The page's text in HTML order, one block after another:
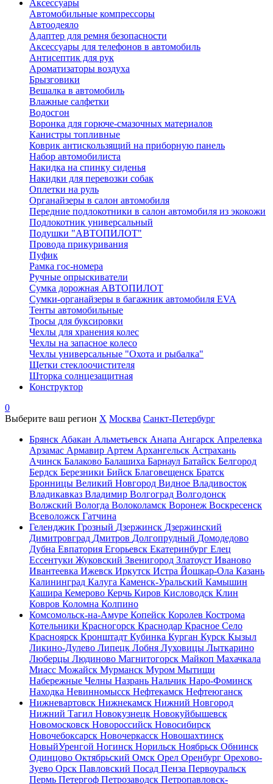
Аксессуары
Автомобильные компрессоры
Автоодеяло
Адаптер для ремня безопасности
Аксессуары для телефонов в автомобиль
Антисептик для рук
Ароматизаторы воздуха
Брызговики
Вешалка в автомобиль
Влажные салфетки
Водосгон
Воронка для горюче-смазочных материалов
Канистры топливные
Коврик антискользящий на приборную панель
Набор автомобилиста
Накидка на спинку сиденья
Накидки для перевозки собак
Оплетки на руль
Органайзеры в салон автомобиля
Передние подлокотники в салон автомобиля из экокожи
Подлокотник универсальный
Подушки "АВТОПИЛОТ"
Провода прикуривания
Пуфик
Рамка гос-номера
Ручные опрыскиватели
Сумка дорожная АВТОПИЛОТ
Сумки-органайзеры в багажник автомобиля EVA
Тенты автомобильные
Тросы для буксировки
Чехлы для хранения колес
Чехлы на запасное колесо
Чехлы универсальные "Охота и рыбалка"
Щетки стеклоочистителя
Шторка солнцезащитная
Конструктор
0
Выберите ваш регион X Москва Санкт-Петербург
Брянск Абакан Альметьевск Анапа Ангарск Апрелевка
Арзамас Армавир Артем Архангельск Астрахань
Ачинск Балаково Балашиха Барнаул Батайск Белгород
Бердск Березники Бийск Благовещенск Братск
Бронницы Великий Новгород Видное Владивосток
Владикавказ Владимир Волгоград Волгодонск
Волжский Вологда Волоколамск Воронеж Воскресенск
Всеволожск Гатчина
Геленджик Грозный Дзержинск Дзержинский
Димитровград Дмитров Долгопрудный Домодедово
Дубна Евпатория Егорьевск Екатеринбург Елец
Ессентуки Жуковский Звенигород Златоуст Иваново
Ивантеевка Ижевск Иркутск Истра Йошкар-Ола Казань
Калининград Калуга Каменск-Уральский Камышин
Кашира Кемерово Керчь Киров Кисловодск Клин
Ковров Коломна Колпино
Комсомольск-на-Амуре Копейск Королев Кострома
Котельники Красногорск Краснодар Красное Село
Красноярск Кронштадт Кубинка Курган Курск Кызыл
Ликино-Дулево Липецк Лобня Луховицы Лыткарино
Люберцы Людиново Магнитогорск Майкоп Махачкала
Миасс Можайск Мурманск Муром Мытищи
Набережные Челны Назрань Нальчик Наро-Фоминск
Находка Невинномысск Нефтекамск Нефтеюганск
Нижневартовск Нижнекамск Нижний Новгород
Нижний Тагил Новокузнецк Новокуйбышевск
Новомосковск Новороссийск Новосибирск
Новочебоксарск Новочеркасск Новошахтинск
НовыйУренгой Ногинск Норильск Ноябрьск Обнинск
Одинцово Октябрьский Омск Орел Оренбург Орехово-
Зуево Орск Павловский Посад Пенза Первоуральск
Пермь Петергоф Петрозаводск Петропавловск-